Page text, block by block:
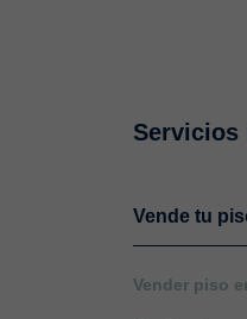
Servicios
Vende tu
Vender piso